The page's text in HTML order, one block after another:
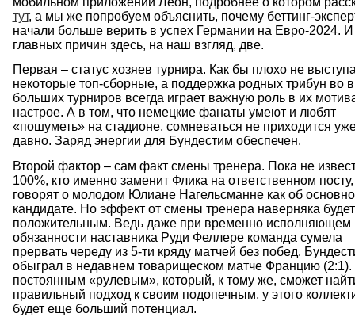
тут, а мы же попробуем объяснить, почему беттинг-
начали больше верить в успех Германии на Евро-2024. И
главных причин здесь, на наш взгляд, две.
Первая – статус хозяев турнира. Как бы плохо не
некоторые топ-сборные, а поддержка родных трибун во
больших турниров всегда играет важную роль в их
настрое. А в том, что немецкие фанаты умеют и любят
«пошуметь» на стадионе, сомневаться не приходится
давно. Заряд энергии для Бундестим обеспечен.
Второй фактор – сам факт смены тренера. Пока не
100%, кто именно заменит Флика на ответственном
говорят о молодом Юлиане Нагельсманне как об
кандидате. Но эффект от смены тренера наверняка будет
положительным. Ведь даже при временно исполняющем
обязанности наставника Руди Феллере команда сумела
прервать череду из 5-ти кряду матчей без побед.
обыграл в недавнем товарищеском матче Францию (2:1).
постоянным «рулевым», который, к тому же, сможет
правильный подход к своим подопечным, у этого
будет еще больший потенциал.